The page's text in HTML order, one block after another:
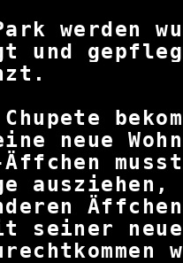
werden
und
neue
Äffchen
seiner